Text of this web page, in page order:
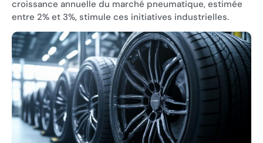
croissance annuelle du marché pneumatique, estimée
entre 2% et 3%, stimule ces initiatives industrielles.